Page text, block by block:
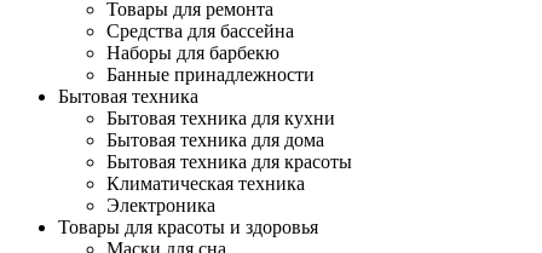
Товары для ремонта
Средства для бассейна
Наборы для барбекю
Банные принадлежности
Бытовая техника
Бытовая техника для кухни
Бытовая техника для дома
Бытовая техника для красоты
Климатическая техника
Электроника
Товары для красоты и здоровья
Маски для сна